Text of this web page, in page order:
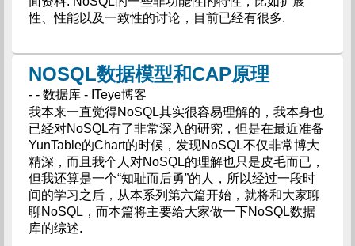
性、性能以及一致性的讨论，目前已经有很多.
NOSQL数据模型和CAP原理
- - 数据库 - ITeye博客
我本来一直觉得NoSQL其实很容易理解的，我本身也
已经对NoSQL有了非常深入的研究，但是在最近准备
YunTable的Chart的时候，发现NoSQL不仅非常博大
精深，而且我个人对NoSQL的理解也只是皮毛而已，
但我还算是一个“知耻而后勇”的人，所以经过一段时
间的学习之后，从本系列第六篇开始，就将和大家聊
聊NoSQL，而本篇将主要给大家做一下NoSQL数据
库的综述.